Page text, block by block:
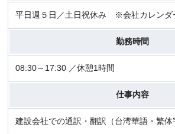
平日週５日／土日祝休み ※会社カレンダ
勤務時間
08:30～17:30 ／休憩1時間
仕事内容
建設会社での通訳・翻訳（台湾華語・繁体